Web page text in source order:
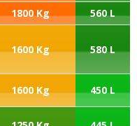
1800 Kg
560 L
1600 Kg 580 L
1600 Kg 450 L